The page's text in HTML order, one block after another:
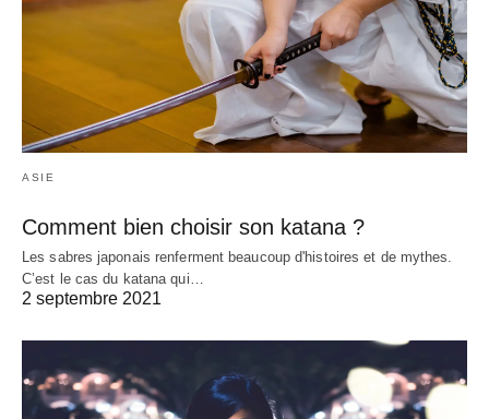
ASIE
Comment bien choisir son katana ?
Les sabres japonais renferment beaucoup d'histoires et de mythes.
C’est le cas du katana qui…
2 septembre 2021